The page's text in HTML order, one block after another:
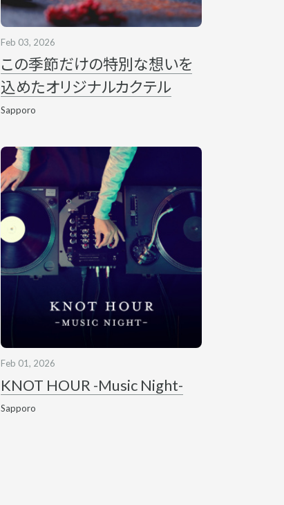
この季節だけの特別な想いを
込めたオリジナルカクテル
Feb 03, 2026
Sapporo
KNOT HOUR -Music Night-
Feb 01, 2026
Sapporo